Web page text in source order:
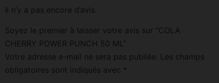
Il n’y a pas encore d’avis.
Soyez le premier à laisser votre avis sur “COLA
CHERRY POWER PUNCH 50 ML”
Votre adresse e-mail ne sera pas publiée. Les champs
obligatoires sont indiqués avec *